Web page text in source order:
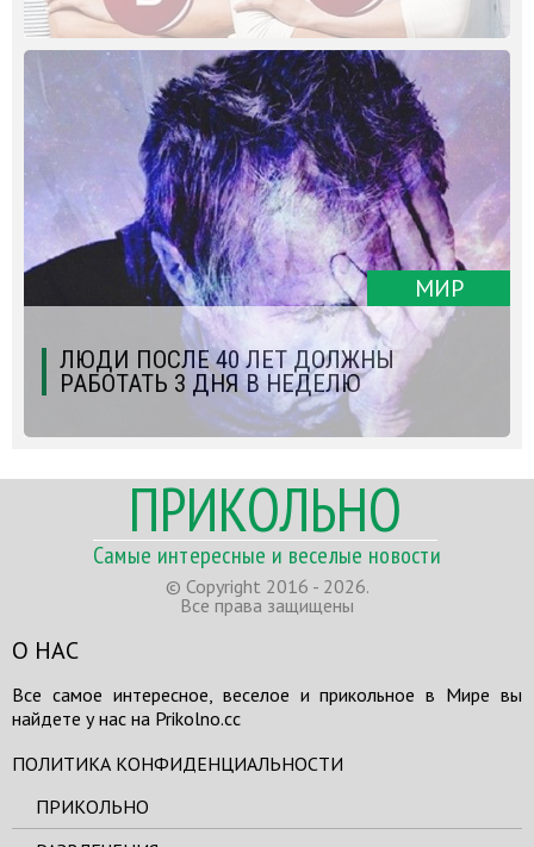
МИР
ЛЮДИ ПОСЛЕ 40 ЛЕТ ДОЛЖНЫ
РАБОТАТЬ 3 ДНЯ В НЕДЕЛЮ
ПРИКОЛЬНО
Самые интересные и веселые новости
© Copyright 2016 - 2026.
Все права защищены
О НАС
Все самое интересное, веселое и прикольное в Мире вы
найдете у нас на Prikolno.cc
ПОЛИТИКА КОНФИДЕНЦИАЛЬНОСТИ
ПРИКОЛЬНО